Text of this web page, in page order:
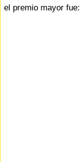
el premio mayor fue: